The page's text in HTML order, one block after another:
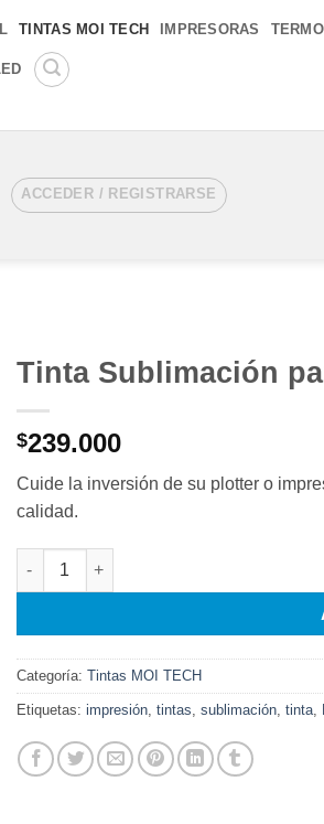
TINTAS MOI TECH IMPRESORAS
ACCEDER / REGISTRARSE
Tinta Sublimación
$239.000
Cuide la inversión de su plotter o
calidad.
Tinta Sublimación para Epson serie L
Categoría: Tintas MOI TECH
Etiquetas: impresión, tintas sublimación, tinta,